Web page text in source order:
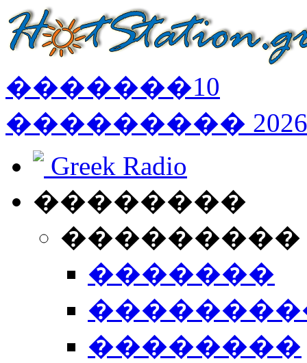
�������10
��������� 2026
Greek Radio
��������
�������
��������